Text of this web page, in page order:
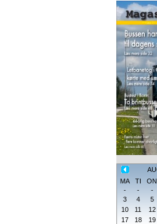
MA
TI ON
-
- -
3
4 5
10
11 12
17
18 19